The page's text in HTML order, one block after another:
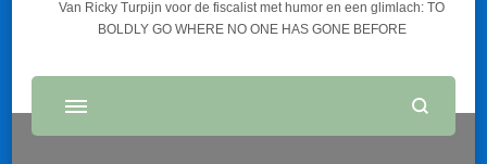
Van Ricky Turpijn voor de fiscalist met humor en een glimlach: TO
BOLDLY GO WHERE NO ONE HAS GONE BEFORE